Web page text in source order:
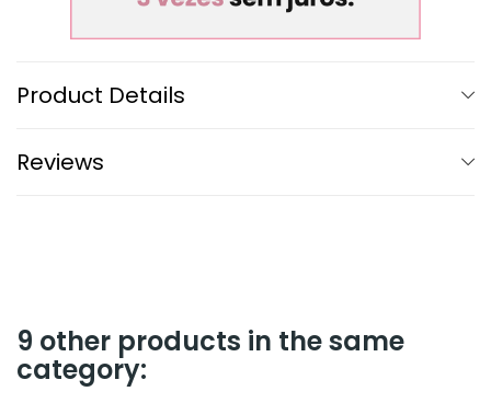
Product Details
Reviews
9 other products in the same
category: